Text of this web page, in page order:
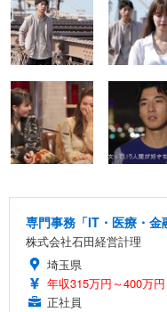
専門事務「IT・医療・金
株式会社石田経営計理
埼玉県
年収315万円～400万円
正社員